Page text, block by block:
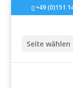
+49 (0)151
Seite wählen